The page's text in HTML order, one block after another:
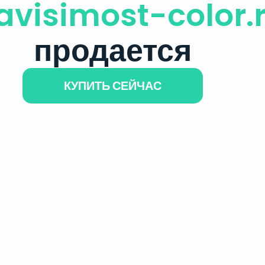
продается
КУПИТЬ СЕЙЧАС